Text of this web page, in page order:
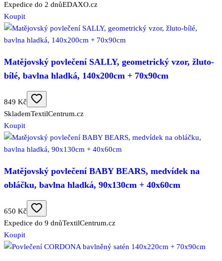
Expedice do 2 dnůEDAXO.cz
Koupit
Matějovský povlečení SALLY, geometrický vzor, žluto-
bílé, bavlna hladká, 140x200cm + 70x90cm
849 Kč
SklademTextilCentrum.cz
Koupit
Matějovský povlečení BABY BEARS, medvídek na
obláčku, bavlna hladká, 90x130cm + 40x60cm
650 Kč
Expedice do 9 dnůTextilCentrum.cz
Koupit